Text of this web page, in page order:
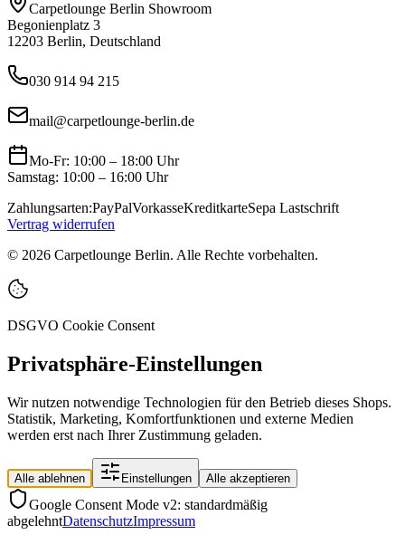
Carpetlounge Berlin Showroom
Begonienplatz 3
12203 Berlin, Deutschland
030 914 94 215
mail@carpetlounge-berlin.de
Mo-Fr: 10:00 – 18:00 Uhr
Samstag: 10:00 – 16:00 Uhr
Zahlungsarten:PayPalVorkasseKreditkarteSepa Lastschrift
Vertrag widerrufen
© 2026 Carpetlounge Berlin. Alle Rechte vorbehalten.
DSGVO Cookie Consent
Privatsphäre-Einstellungen
Wir nutzen notwendige Technologien für den Betrieb dieses Shops.
Statistik, Marketing, Komfortfunktionen und externe Medien
werden erst nach Ihrer Zustimmung geladen.
Alle ablehnen Einstellungen Alle akzeptieren
Google Consent Mode v2: standardmäßig
abgelehntDatenschutzImpressum